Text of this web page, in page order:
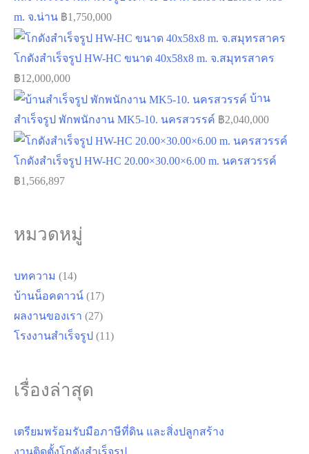
m. จ.น่าน ฿1,750,000
โกดังสำเร็จรูป HW-HC ขนาด 40x58x8 m. จ.สมุทรสาคร
฿12,000,000
บ้าน
สำเร็จรูป พักพนักงาน MK5-10. นครสวรรค์ ฿2,040,000
โกดังสำเร็จรูป HW-HC 20.00×30.00×6.00 m. นครสวรรค์
฿1,566,897
หมวดหมู่
บทความ (14)
บ้านน็อคดาวน์ (17)
ผลงานของเรา (27)
โรงงานสำเร็จรูป (11)
เรื่องล่าสุด
เตรียมพร้อมรับมือภาษีที่ดิน และสิ่งปลูกสร้าง